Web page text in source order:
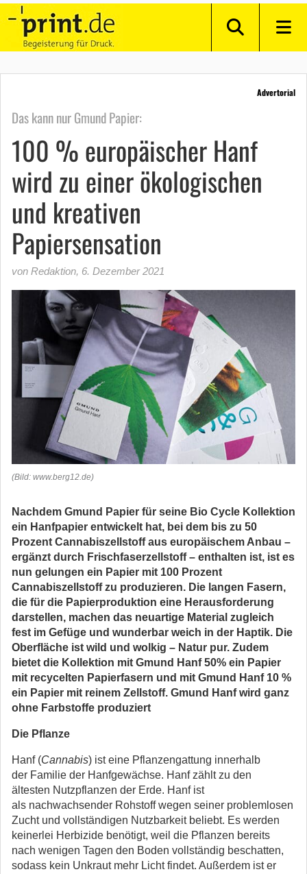
Advertorial
Das kann nur Gmund Papier:
100 % europäischer Hanf
wird zu einer ökologischen
und kreativen
Papiersensation
von Redaktion, 6. Dezember 2021
(Bild: www.berg12.de)
Nachdem Gmund Papier für seine Bio Cycle Kollektion
ein Hanfpapier entwickelt hat, bei dem bis zu 50
Prozent Cannabiszellstoff aus europäischem Anbau –
ergänzt durch Frischfaserzellstoff – enthalten ist, ist es
nun gelungen ein Papier mit 100 Prozent
Cannabiszellstoff zu produzieren. Die langen Fasern,
die für die Papierproduktion eine Herausforderung
darstellen, machen das neuartige Material zugleich
fest im Gefüge und wunderbar weich in der Haptik. Die
Oberfläche ist wild und wolkig – Natur pur. Zudem
bietet die Kollektion mit Gmund Hanf 50% ein Papier
mit recycelten Papierfasern und mit Gmund Hanf 10 %
ein Papier mit reinem Zellstoff. Gmund Hanf wird ganz
ohne Farbstoffe produziert
Die Pflanze
Hanf (Cannabis) ist eine Pflanzengattung innerhalb
der Familie der Hanfgewächse. Hanf zählt zu den
ältesten Nutzpflanzen der Erde. Hanf ist
als nachwachsender Rohstoff wegen seiner problemlosen
Zucht und vollständigen Nutzbarkeit beliebt. Es werden
keinerlei Herbizide benötigt, weil die Pflanzen bereits
nach wenigen Tagen den Boden vollständig beschatten,
sodass kein Unkraut mehr Licht findet. Außerdem ist er